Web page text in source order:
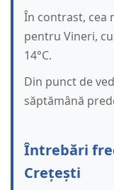
În contrast, cea
pentru Vineri,
14°C.
Din punct de
săptămână
Întrebări
Crețești